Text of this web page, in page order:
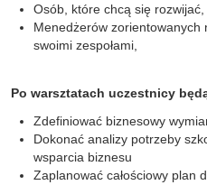
Osób, które chcą się
Menedżerów zorientowanych
swoimi zespołami,
Po warsztatach uczestnicy
Zdefiniować biznesowy
Dokonać analizy potrzeby
wsparcia biznesu
Zaplanować całościowy plan